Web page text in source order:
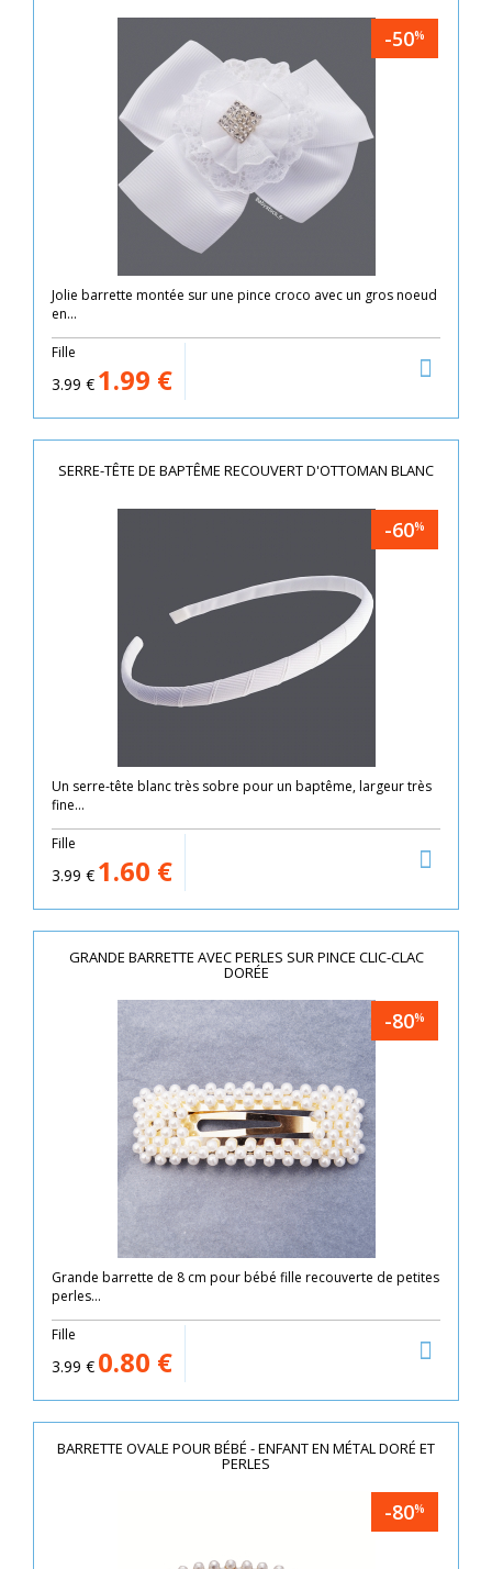
-50%
Jolie barrette montée sur une pince croco avec un gros noeud
en...
Fille
3.99 € 1.99 €
SERRE-TÊTE DE BAPTÊME RECOUVERT D'OTTOMAN BLANC
-60%
Un serre-tête blanc très sobre pour un baptême, largeur très
fine...
Fille
3.99 € 1.60 €
GRANDE BARRETTE AVEC PERLES SUR PINCE CLIC-CLAC
DORÉE
-80%
Grande barrette de 8 cm pour bébé fille recouverte de petites
perles...
Fille
3.99 € 0.80 €
BARRETTE OVALE POUR BÉBÉ - ENFANT EN MÉTAL DORÉ ET
PERLES
-80%